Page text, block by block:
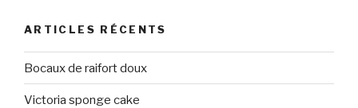
ARTICLES RÉCENTS
Bocaux de raifort doux
Victoria sponge cake